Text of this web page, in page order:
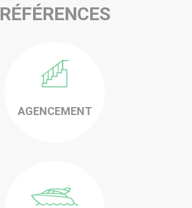
RÉFÉRENCES
AGENCEMENT